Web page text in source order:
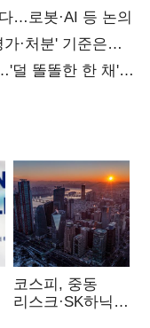
…로봇·AI 등 논의
·처분' 기준은
덜 똘똘한 한 채'
코스피, 중동
리스크·SK하닉